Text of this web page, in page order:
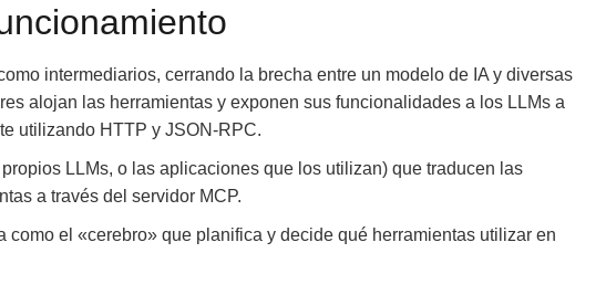
intermediarios, cerrando la brecha entre un modelo de IA y diversas
alojan las herramientas y exponen sus funcionalidades a los LLMs a
utilizando HTTP y JSON-RPC.
LLMs, o las aplicaciones que los utilizan) que traducen las
a través del servidor MCP.
como el «cerebro» que planifica y decide qué herramientas utilizar en